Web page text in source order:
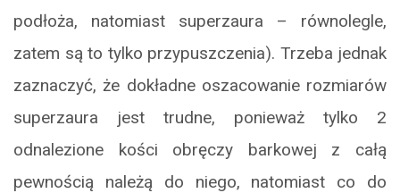
podłoża, natomiast superzaura – równolegle,
zatem są to tylko przypuszczenia). Trzeba jednak
zaznaczyć, że dokładne oszacowanie rozmiarów
superzaura jest trudne, ponieważ tylko 2
odnalezione kości obręczy barkowej z całą
pewnością należą do niego, natomiast co do